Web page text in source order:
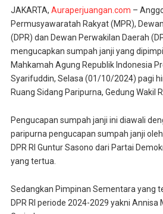
JAKARTA, Auraperjuangan.com –
Permusyawaratah Rakyat (MPR),
(DPR) dan Dewan Perwakilan Daerah
mengucapkan sumpah janji yang
Mahkamah Agung Republik Indonesia
Syarifuddin, Selasa (01/10/2024) pagi
Ruang Sidang Paripurna, Gedung Wakil
Pengucapan sumpah janji ini diawali
paripurna pengucapan sumpah janji
DPR RI Guntur Sasono dari Partai
yang tertua.
Sedangkan Pimpinan Sementara yang
DPR RI periode 2024-2029 yakni Annisa